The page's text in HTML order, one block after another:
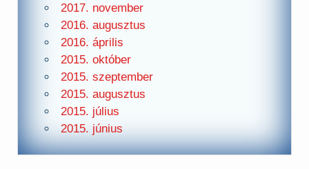
2017. november
2016. augusztus
2016. április
2015. október
2015. szeptember
2015. augusztus
2015. július
2015. június